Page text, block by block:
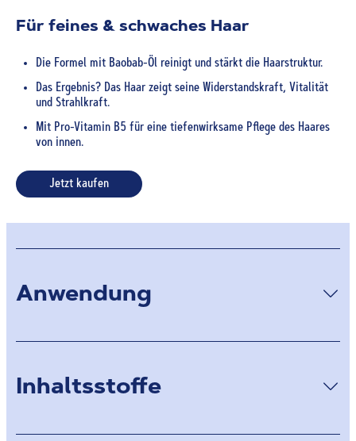
Für feines & schwaches Haar
Die Formel mit Baobab-Öl reinigt und stärkt die Haarstruktur.
Das Ergebnis? Das Haar zeigt seine Widerstandskraft, Vitalität
und Strahlkraft.
Mit Pro-Vitamin B5 für eine tiefenwirksame Pflege des Haares
von innen.
Jetzt kaufen
Anwendung
Inhaltsstoffe